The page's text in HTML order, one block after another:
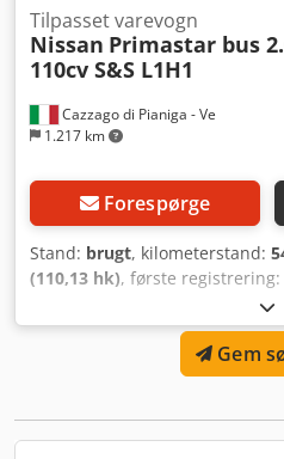
Cazzago di Pianiga - Ve
1.217 km
Tilpasset varevogn
Nissan Primastar bus
110cv S&S L1H1
Forespørge
Stand: brugt, kilometerstand:
(110,13 hk), første registrering:
3.020 kg,
mekanisk, antal sæder:9,
Dcedpfszgyw Tjx Adrek Gem